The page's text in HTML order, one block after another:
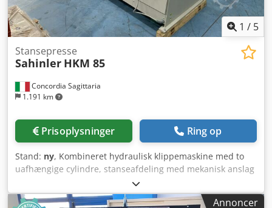
1 / 5
Concordia Sagittaria
1.191 km
Stansepresse
Sahinler HKM 85
Prisoplysninger Ring op
Stand: ny, Kombineret hydraulisk klippemaskine med to
uafhængige cylindre, stanseafdeling med mekanisk anslag
og justerbart stanseslag, hjørneklipning, klipning af
fladjern, stænger og profiler med justerbart anslag til
Annoncer